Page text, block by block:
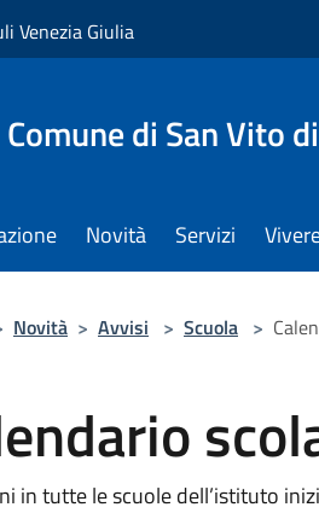
Venezia Giulia
Comune di San Vito
Novità Servizi
Novità > Avvisi > Scuola >
in tutte le scuole dell’istituto